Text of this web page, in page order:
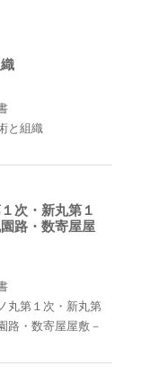
と組織
次・新丸第１
路・数寄屋屋
丸第１次・新丸第
路・数寄屋屋敷－